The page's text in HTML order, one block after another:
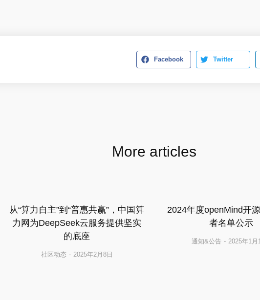
Facebook Twitter
More articles
从“算力自主”到“普惠共赢”，中国算
力网为DeepSeek云服务提供坚实
的底座
社区动态 2025年2月8日
2024年度openMind开
者名单公示
通知&公告 2025年1月